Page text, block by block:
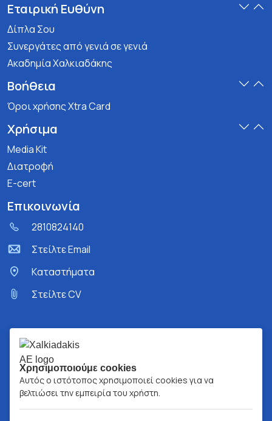
Εταιρική Ευθύνη
Δίπλα Σου
Συνεργάτες από γενιά σε γενιά
Ακαδημία Χαλκιαδάκης
Βοήθεια
Όροι χρήσης Xtra Card
Χρήσιμα
Media Kit
Διατροφή
E-cert
Επικοινωνία
2810824140
Στείλτε Email
Kαταστήματα
Στείλτε CV
Χρησιμοποιούμε cookies
Αυτός ο ιστότοπος χρησιμοποιεί cookies για να
βελτιώσει την εμπειρία του χρήστη.